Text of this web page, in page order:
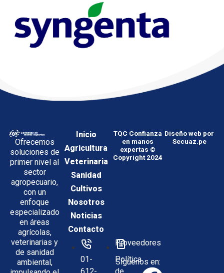
Ofrecemos
soluciones de
primer nivel al
sector
agropecuario,
con un
enfoque
especializado
en áreas
agrícolas,
veterinarias y
de sanidad
ambiental,
Inicio
Agricultura
Veterinaria
Sanidad
Cultivos
Nosotros
Noticias
Contacto
01-
Política
Proveedores
Síguenos en:
TQC Confianza
en manos
expertas ©
Copyright 2024
Diseño web por
Secuaz.pe